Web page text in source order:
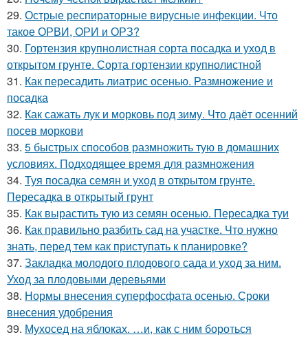
29. Острые респираторные вирусные инфекции. Что
такое ОРВИ, ОРИ и ОРЗ?
30. Гортензия крупнолистная сорта посадка и уход в
открытом грунте. Сорта гортензии крупнолистной
31. Как пересадить лиатрис осенью. Размножение и
посадка
32. Как сажать лук и морковь под зиму. Что даёт осенний
посев моркови
33. 5 быстрых способов размножить тую в домашних
условиях. Подходящее время для размножения
34. Туя посадка семян и уход в открытом грунте.
Пересадка в открытый грунт
35. Как вырастить тую из семян осенью. Пересадка туи
36. Как правильно разбить сад на участке. Что нужно
знать, перед тем как приступать к планировке?
37. Закладка молодого плодового сада и уход за ним.
Уход за плодовыми деревьями
38. Нормы внесения суперфосфата осенью. Сроки
внесения удобрения
39. Мухосед на яблоках. …и, как с ним бороться